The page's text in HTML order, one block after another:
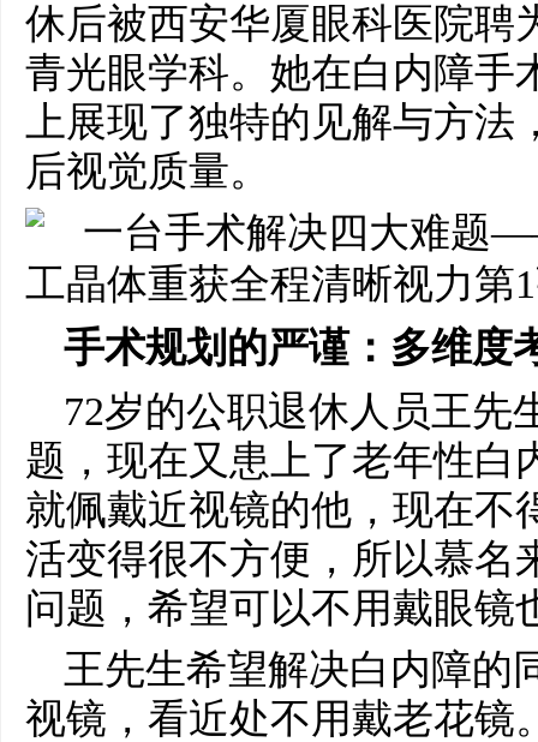
休后被西安华厦眼科医院聘
青光眼学科。她在白内障手
上展现了独特的见解与方
后视觉质量。
手术规划的严谨：多维度
72岁的公职退休人员王先
题，现在又患上了老年性白
就佩戴近视镜的他，现在不
活变得很不方便，所以慕名
问题，希望可以不用戴眼镜
王先生希望解决白内障的
视镜，看近处不用戴老花镜